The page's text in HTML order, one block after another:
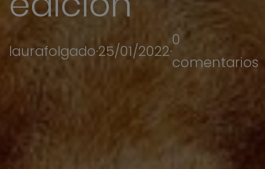
laurafolgado·25/01/2022·
0
comentarios